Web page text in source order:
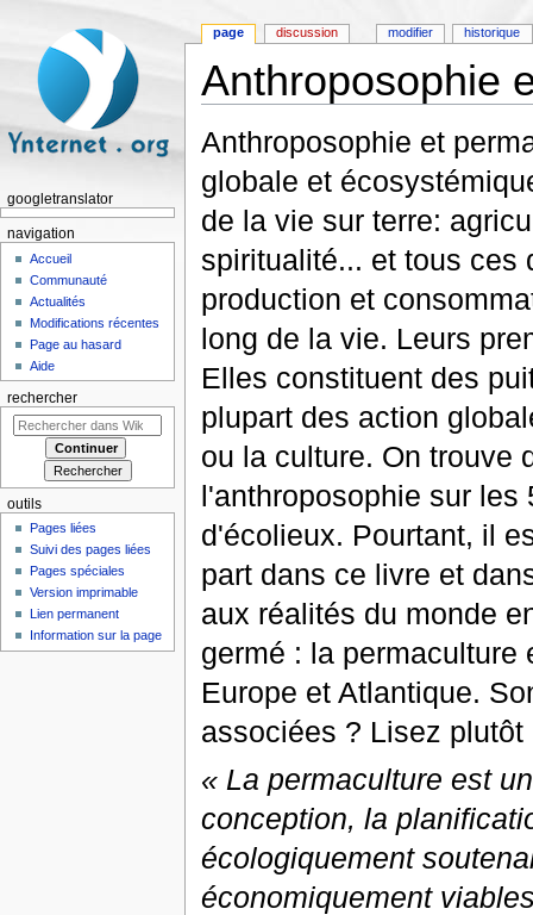
Anthroposophie
Anthroposophie et
globale et
de la vie sur terre:
spiritualité... et tous ces
production et
long de la vie. Leurs
Elles constituent des
plupart des action
ou la culture. On trouve
l'anthroposophie sur les
d'écolieux. Pourtant, il
part dans ce livre et
aux réalités du monde
germé : la permaculture
Europe et Atlantique.
associées ? Lisez
« La permaculture est
conception, la
écologiquement
économiquement
page discussion modifier historique
googletranslator
navigation
Accueil
Communauté
Actualités
Modifications récentes
Page au hasard
Aide
rechercher
outils
Pages liées
Suivi des pages liées
Pages spéciales
Version imprimable
Lien permanent
Information sur la page